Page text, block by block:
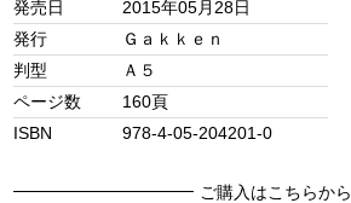
発売日
2015年05月28日
発行
Ｇａｋｋｅｎ
判型
Ａ５
ページ数
160頁
ISBN
978-4-05-204201-0
ご購入はこちらから